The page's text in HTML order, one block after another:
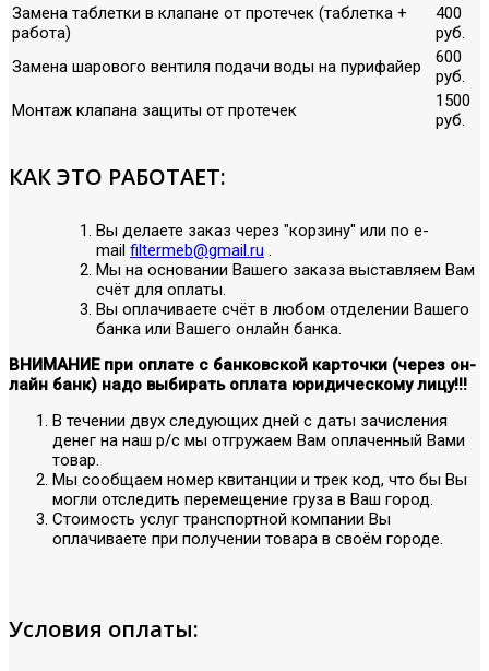
Замена таблетки в клапане от протечек (таблетка +
работа)
400
руб.
Замена шарового вентиля подачи воды на пурифайер
600
руб.
Монтаж клапана защиты от протечек
1500
руб.
КАК ЭТО РАБОТАЕТ:
Вы делаете заказ через "корзину" или по е-
mail filtermeb@gmail.ru .
Мы на основании Вашего заказа выставляем Вам
счёт для оплаты.
Вы оплачиваете счёт в любом отделении Вашего
банка или Вашего онлайн банка.
ВНИМАНИЕ при оплате с банковской карточки (через он-
лайн банк) надо выбирать оплата юридическому лицу!!!
В течении двух следующих дней с даты зачисления
денег на наш р/с мы отгружаем Вам оплаченный Вами
товар.
Мы сообщаем номер квитанции и трек код, что бы Вы
могли отследить перемещение груза в Ваш город.
Стоимость услуг транспортной компании Вы
оплачиваете при получении товара в своём городе.
Условия оплаты: